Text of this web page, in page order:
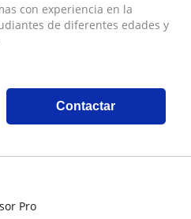
con experiencia en la
de diferentes edades y
Contactar
Pro